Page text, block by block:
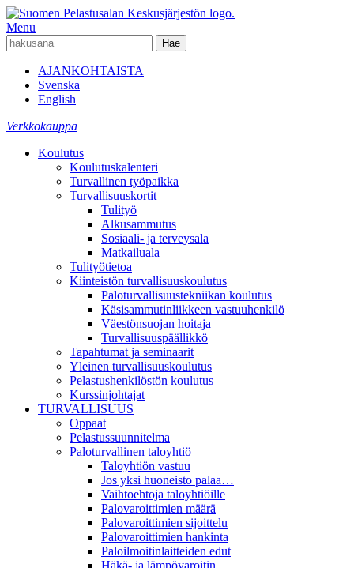
Menu
AJANKOHTAISTA
Svenska
English
Verkkokauppa
Koulutus
Koulutuskalenteri
Turvallinen työpaikka
Turvallisuuskortit
Tulityö
Alkusammutus
Sosiaali- ja terveysala
Matkailuala
Tulityötietoa
Kiinteistön turvallisuuskoulutus
Paloturvallisuustekniikan koulutus
Käsisammutinliikkeen vastuuhenkilö
Väestönsuojan hoitaja
Turvallisuuspäällikkö
Tapahtumat ja seminaarit
Yleinen turvallisuuskoulutus
Pelastushenkilöstön koulutus
Kurssinjohtajat
TURVALLISUUS
Oppaat
Pelastussuunnitelma
Paloturvallinen taloyhtiö
Taloyhtiön vastuu
Jos yksi huoneisto palaa…
Vaihtoehtoja taloyhtiöille
Palovaroittimien määrä
Palovaroittimien sijoittelu
Palovaroittimien hankinta
Paloilmoitinlaitteiden edut
Häkä- ja lämpövaroitin